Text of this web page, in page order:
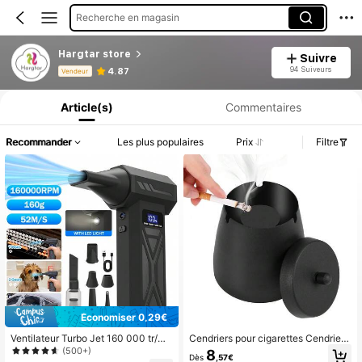
Recherche en magasin
Hargtar store
Vendeur 4.87
Suivre
94 Suiveurs
Informations produit : Divulgation des prix, détails sur les ventes et le stock.
Article(s) Commentaires
Recommander Les plus populaires Prix Filtre
Économiser 0,29€
Ventilateur Turbo Jet 160 000 tr/mi
n, Souffleur d'air Ouragan, Pompe à
(500+)
Cendriers pour cigarettes Cendrier
d'extérieur avec couvercle pour l'ex
Dès 8 ,57€